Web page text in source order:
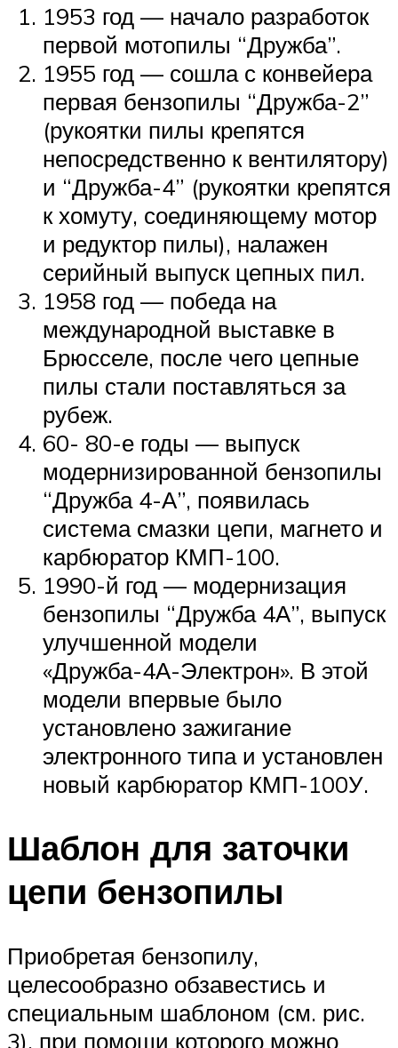
1953 год — начало разработок
первой мотопилы “Дружба”.
1955 год — сошла с конвейера
первая бензопилы “Дружба-2”
(рукоятки пилы крепятся
непосредственно к вентилятору)
и “Дружба-4” (рукоятки крепятся
к хомуту, соединяющему мотор
и редуктор пилы), налажен
серийный выпуск цепных пил.
1958 год — победа на
международной выставке в
Брюсселе, после чего цепные
пилы стали поставляться за
рубеж.
60- 80-е годы — выпуск
модернизированной бензопилы
“Дружба 4-А”, появилась
система смазки цепи, магнето и
карбюратор КМП-100.
1990-й год — модернизация
бензопилы “Дружба 4А”, выпуск
улучшенной модели
«Дружба-4А-Электрон». В этой
модели впервые было
установлено зажигание
электронного типа и установлен
новый карбюратор КМП-100У.
Шаблон для заточки
цепи бензопилы
Приобретая бензопилу,
целесообразно обзавестись и
специальным шаблоном (см. рис.
3), при помощи которого можно